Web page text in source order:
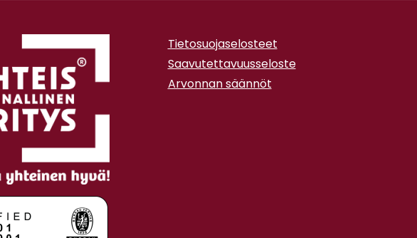
Tietosuojaselosteet
Saavutettavuusseloste
Arvonnan säännöt